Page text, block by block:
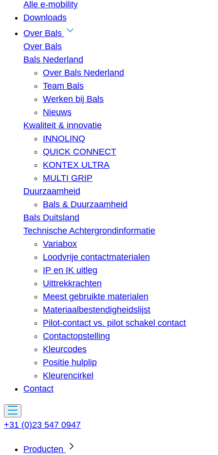
Alle e-mobility
Downloads
Over Bals
Over Bals
Bals Nederland
Over Bals Nederland
Team Bals
Werken bij Bals
Nieuws
Kwaliteit & innovatie
INNOLINQ
QUICK CONNECT
KONTEX ULTRA
MULTI GRIP
Duurzaamheid
Bals & Duurzaamheid
Bals Duitsland
Technische Achtergrondinformatie
Variabox
Loodvrije contactmaterialen
IP en IK uitleg
Uittrekkrachten
Meest gebruikte materialen
Materiaalbestendigheidslijst
Pilot-contact vs. pilot schakel contact
Contactopstelling
Kleurcodes
Positie hulplip
Kleurencirkel
Contact
+31 (0)23 547 0947
Producten